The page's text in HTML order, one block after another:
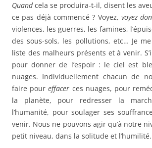
Quandcela se produira-t-il, disent les
ce pas déjà commencé ? Voyez, voyez
violences, les guerres, les famines,
des sous-sols, les pollutions, etc… Je
liste des malheurs présents et à venir.
pour donner de l’espoir : le ciel est
nuages. Individuellement chacun de
faire poureffacer ces nuages, pour
la planète, pour redresser la
l’humanité, pour soulager ses
venir. Nous ne pouvons agir qu’à notre
petit niveau, dans la solitude et l’humilité.